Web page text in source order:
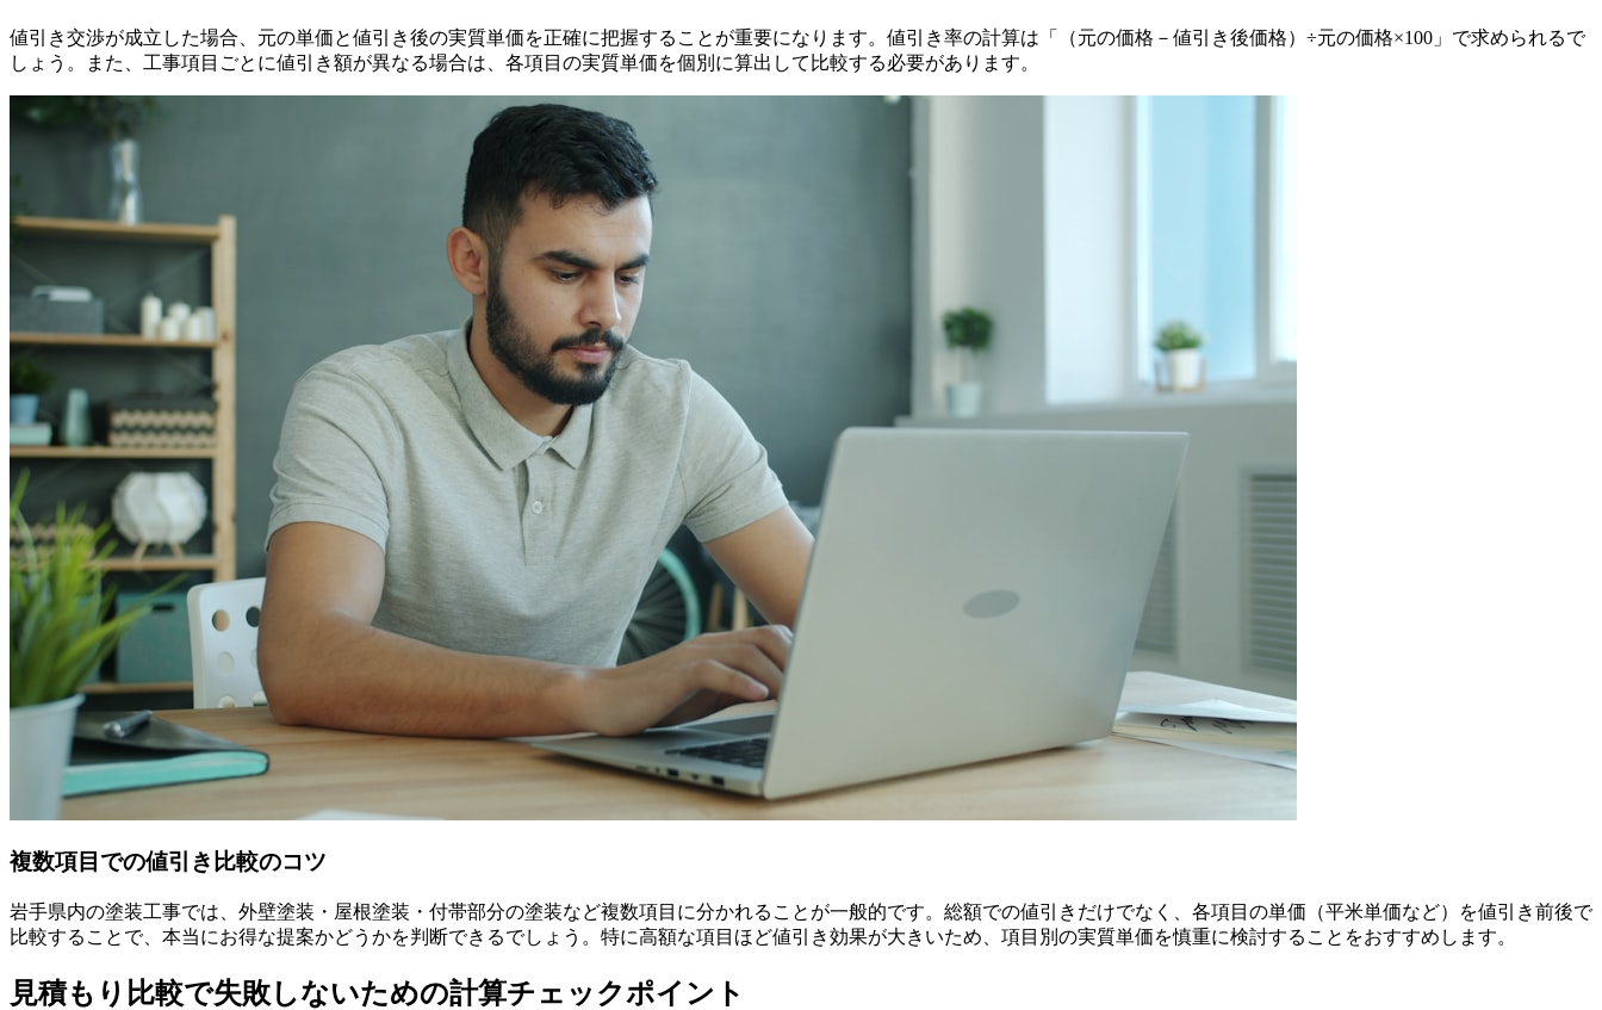
値引き交渉が成立した場合、元の単価と値引き後の実質単価を正確に把握することが重要になります。値引き率の計算は「（元の価格－値引き後価格）÷元の価格×100」で求められるで
しょう。また、工事項目ごとに値引き額が異なる場合は、各項目の実質単価を個別に算出して比較する必要があります。
複数項目での値引き比較のコツ
岩手県内の塗装工事では、外壁塗装・屋根塗装・付帯部分の塗装など複数項目に分かれることが一般的です。総額での値引きだけでなく、各項目の単価（平米単価など）を値引き前後で
比較することで、本当にお得な提案かどうかを判断できるでしょう。特に高額な項目ほど値引き効果が大きいため、項目別の実質単価を慎重に検討することをおすすめします。
見積もり比較で失敗しないための計算チェックポイント